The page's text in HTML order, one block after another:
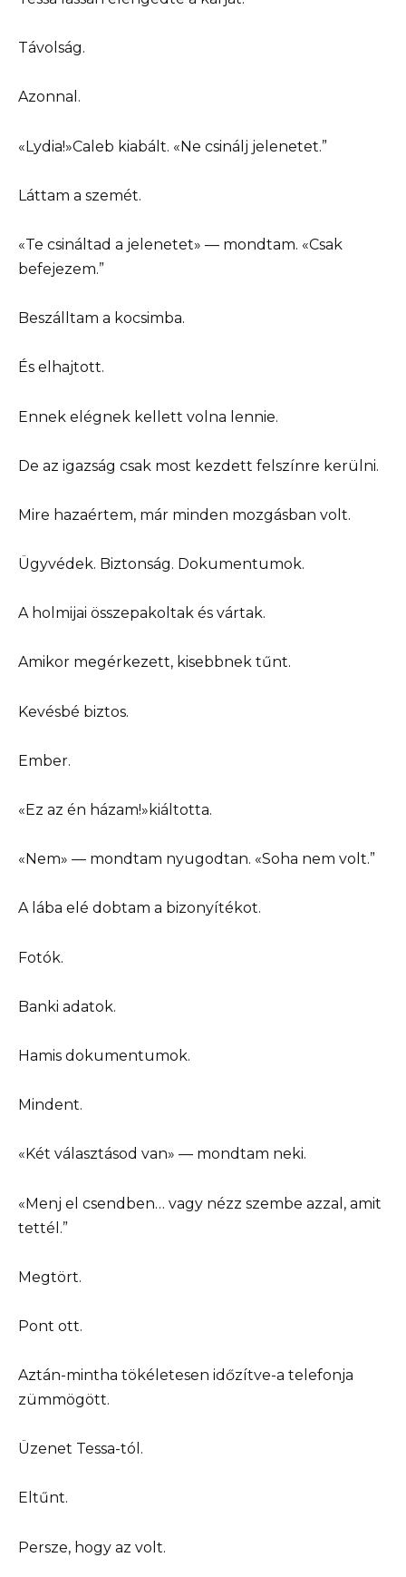
Távolság.
Azonnal.
«Lydia!»Caleb kiabált. «Ne csinálj jelenetet.”
Láttam a szemét.
«Te csináltad a jelenetet» — mondtam. «Csak
befejezem.”
Beszálltam a kocsimba.
És elhajtott.
Ennek elégnek kellett volna lennie.
De az igazság csak most kezdett felszínre kerülni.
Mire hazaértem, már minden mozgásban volt.
Ügyvédek. Biztonság. Dokumentumok.
A holmijai összepakoltak és vártak.
Amikor megérkezett, kisebbnek tűnt.
Kevésbé biztos.
Ember.
«Ez az én házam!»kiáltotta.
«Nem» — mondtam nyugodtan. «Soha nem volt.”
A lába elé dobtam a bizonyítékot.
Fotók.
Banki adatok.
Hamis dokumentumok.
Mindent.
«Két választásod van» — mondtam neki.
«Menj el csendben… vagy nézz szembe azzal, amit
tettél.”
Megtört.
Pont ott.
Aztán-mintha tökéletesen időzítve-a telefonja
zümmögött.
Üzenet Tessa-tól.
Eltűnt.
Persze, hogy az volt.